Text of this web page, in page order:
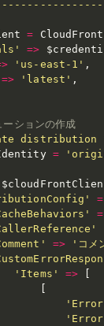
=
=>
> 'us-east-1' ,
=> 'latest' ,
ションの作成
distribution
=
=
=
=> 'コメ
'Items'
=>